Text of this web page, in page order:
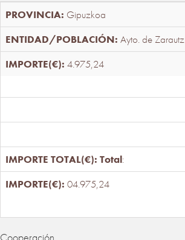
Gipuzkoa
Ayto. de Zarautz
4.975,24
Total:
04.975,24